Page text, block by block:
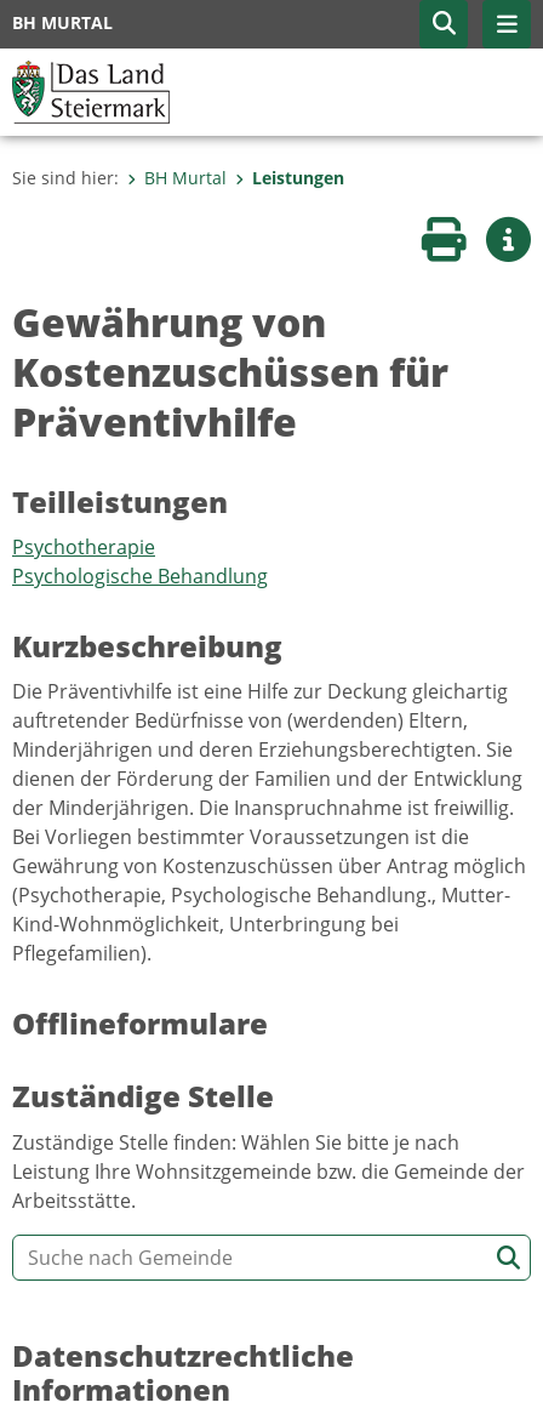
BH MURTAL
Sie sind hier: BH Murtal Leistungen
Seite
Gewährung von
Kostenzuschüssen für
Präventivhilfe
Teilleistungen
Psychotherapie
Psychologische Behandlung
Kurzbeschreibung
Die Präventivhilfe ist eine Hilfe zur Deckung gleichartig
auftretender Bedürfnisse von (werdenden) Eltern,
Minderjährigen und deren Erziehungsberechtigten. Sie
dienen der Förderung der Familien und der Entwicklung
der Minderjährigen. Die Inanspruchnahme ist freiwillig.
Bei Vorliegen bestimmter Voraussetzungen ist die
Gewährung von Kostenzuschüssen über Antrag möglich
(Psychotherapie, Psychologische Behandlung., Mutter-
Kind-Wohnmöglichkeit, Unterbringung bei
Pflegefamilien).
Offlineformulare
Zuständige Stelle
Zuständige Stelle finden: Wählen Sie bitte je nach
Leistung Ihre Wohnsitzgemeinde bzw. die Gemeinde der
Arbeitsstätte.
Datenschutzrechtliche
Informationen